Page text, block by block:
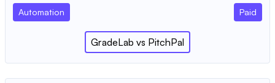
Automation Paid
GradeLab vs PitchPal